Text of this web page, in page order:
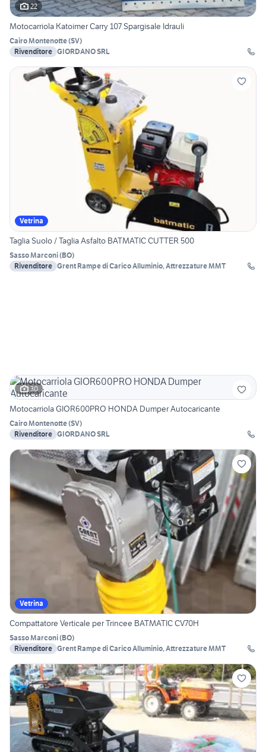
22
Motocarriola Katoimer Carry 107 Spargisale Idrauli
Cairo Montenotte(SV)
Rivenditore GIORDANO SRL
Vetrina
Taglia Suolo / Taglia Asfalto BATMATIC CUTTER 500
Sasso Marconi(BO)
Rivenditore Grent Rampe di Carico Alluminio, Attrezzature MMT
30
Motocarriola GIOR600PRO HONDA Dumper Autocaricante
Cairo Montenotte(SV)
Rivenditore GIORDANO SRL
Vetrina
Compattatore Verticale per Trincee BATMATIC CV70H
Sasso Marconi(BO)
Rivenditore Grent Rampe di Carico Alluminio, Attrezzature MMT